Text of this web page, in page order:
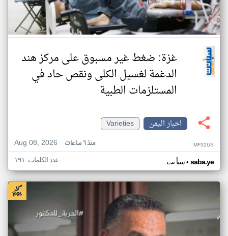
غزة: ضغط غير مسبوق على مركز هند
الدغمة لغسيل الكلى ونقص حاد في
المستلزمات الطبية
اخبار اليمن
Varieties
Aug 08, 2026
منذ ٦ ساعات MF32US
سبأ نت• saba.ye عدد الكلمات: ١٩١